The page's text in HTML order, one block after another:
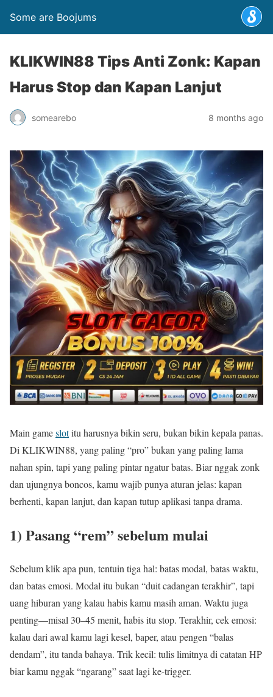
Some are Boojums
KLIKWIN88 Tips Anti Zonk: Kapan
Harus Stop dan Kapan Lanjut
somearebo 8 months ago
Main gameslotitu harusnya bikin seru, bukan bikin kepala panas.
Di KLIKWIN88, yang paling “pro” bukan yang paling lama
nahan spin, tapi yang paling pintar ngatur batas. Biar nggak zonk
dan ujungnya boncos, kamu wajib punya aturan jelas: kapan
berhenti, kapan lanjut, dan kapan tutup aplikasi tanpa drama.
1) Pasang “rem” sebelum mulai
Sebelum klik apa pun, tentuin tiga hal: batas modal, batas waktu,
dan batas emosi. Modal itu bukan “duit cadangan terakhir”, tapi
uang hiburan yang kalau habis kamu masih aman. Waktu juga
penting—misal 30–45 menit, habis itu stop. Terakhir, cek emosi:
kalau dari awal kamu lagi kesel, baper, atau pengen “balas
dendam”, itu tanda bahaya. Trik kecil: tulis limitnya di catatan HP
biar kamu nggak “ngarang” saat lagi ke-trigger.